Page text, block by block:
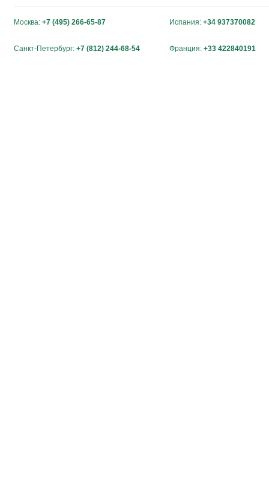
Москва: +7 (495) 266-65-87 Испания: +34 937370082
Санкт-Петербург: +7 (812) 244-68-54 Франция: +33 422840191